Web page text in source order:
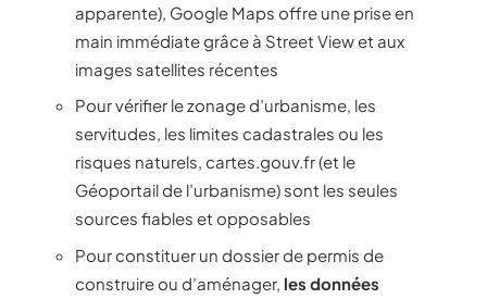
apparente), Google Maps offre une prise en
main immédiate grâce à Street View et aux
images satellites récentes
Pour vérifier le zonage d’urbanisme, les
servitudes, les limites cadastrales ou les
risques naturels, cartes.gouv.fr (et le
Géoportail de l’urbanisme) sont les seules
sources fiables et opposables
Pour constituer un dossier de permis de
construire ou d’aménager, les données